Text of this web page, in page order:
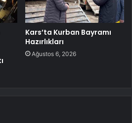
Kars’ta Kurban Bayramı
Hazırlıkları
Ağustos 6, 2026